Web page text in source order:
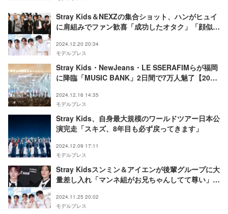
Stray Kids＆NEXZの集合ショット、ハンがヒュイ
に肩組みでファン歓喜「成功したオタク」「顔似て
2024.12.20 20:34
モデルプレス
Stray Kids・NewJeans・LE SSERAFIMらが福岡
に降臨「MUSIC BANK」2日間で7万人魅了【2024
2024.12.16 14:35
モデルプレス
Stray Kids、自身最大規模のワールドツアー日本公
演完走「スキズ、8年目も必ず戻ってきます」
2024.12.09 17:11
モデルプレス
Stray Kidsスンミン＆アイエンが後輩グループに大
量差し入れ「マンネ組がお兄ちゃんしてて尊い」と
2024.11.25 20:02
モデルプレス